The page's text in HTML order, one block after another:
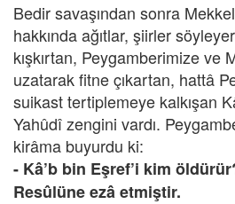
Bedir savaşından sonra
hakkında ağıtlar, şiirler
kışkırtan, Peygamberimize ve
uzatarak fitne çıkartan, hattâ
suikast tertiplemeye kalkışan
Yahûdî zengini vardı.
kirâma buyurdu ki:
- Kâ’b bin Eşref’i kim
Resûlüne ezâ etmiştir.